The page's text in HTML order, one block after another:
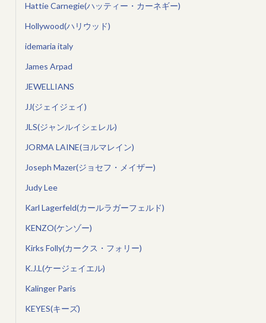
Hattie Carnegie(ハッティー・カーネギー)
Hollywood(ハリウッド)
idemaria italy
James Arpad
JEWELLIANS
JJ(ジェイジェイ)
JLS(ジャンルイシェレル)
JORMA LAINE(ヨルマレイン)
Joseph Mazer(ジョセフ・メイザー)
Judy Lee
Karl Lagerfeld(カールラガーフェルド)
KENZO(ケンゾー)
Kirks Folly(カークス・フォリー)
K.J.L(ケージェイエル)
Kalinger Paris
KEYES(キーズ)